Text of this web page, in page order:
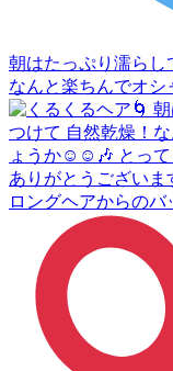
朝はたっぷり濡らし
なんと楽ちんでオシ
ロングヘアからのバ